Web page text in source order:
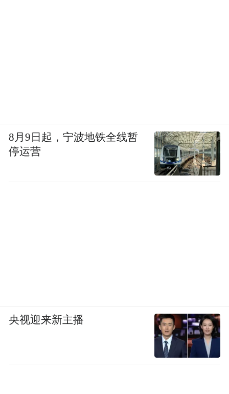
8月9日起，宁波地铁全线暂
停运营
央视迎来新主播